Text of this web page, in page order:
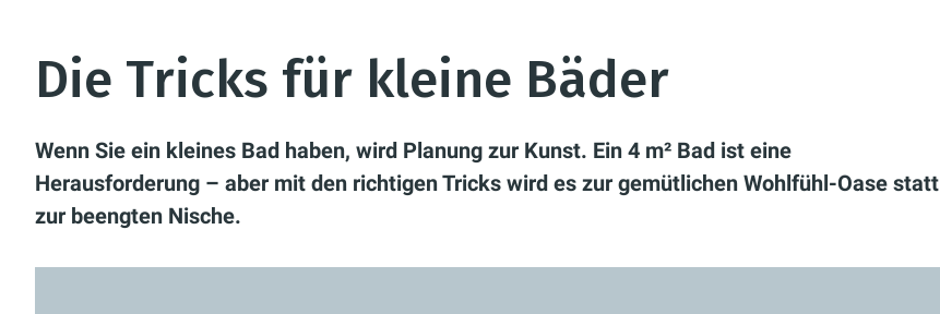
Die Tricks für kleine Bäder
Wenn Sie ein kleines Bad haben, wird Planung zur Kunst. Ein 4 m² Bad ist eine
Herausforderung – aber mit den richtigen Tricks wird es zur gemütlichen Wohlfühl-Oase statt
zur beengten Nische.